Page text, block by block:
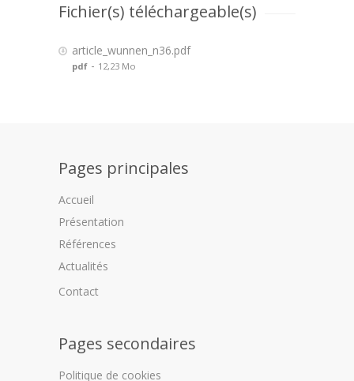
Fichier(s) téléchargeable(s)
article_wunnen_n36.pdf
pdf - 12,23 Mo
Pages principales
Accueil
Présentation
Références
Actualités
Contact
Pages secondaires
Politique de cookies